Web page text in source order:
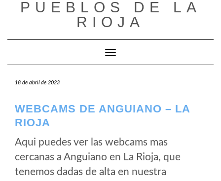
PUEBLOS DE LA
RIOJA
Cambiar modo de navegación
18 de abril de 2023
WEBCAMS DE ANGUIANO – LA
RIOJA
Aqui puedes ver las webcams mas
cercanas a Anguiano en La Rioja, que
tenemos dadas de alta en nuestra